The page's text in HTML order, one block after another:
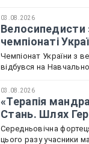
03.08.2026
Велосипедисти
чемпіонаті
Чемпіонат України з
відбувся на
03.08.2026
«Терапія
Стань. Шлях
Середньовічна
цього разу учасники